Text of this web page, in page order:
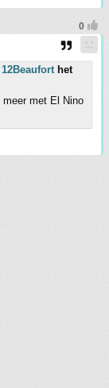
12Beaufort het
meer met El Nino